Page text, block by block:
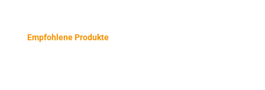
Produktgalerie überspringen
Empfohlene Produkte